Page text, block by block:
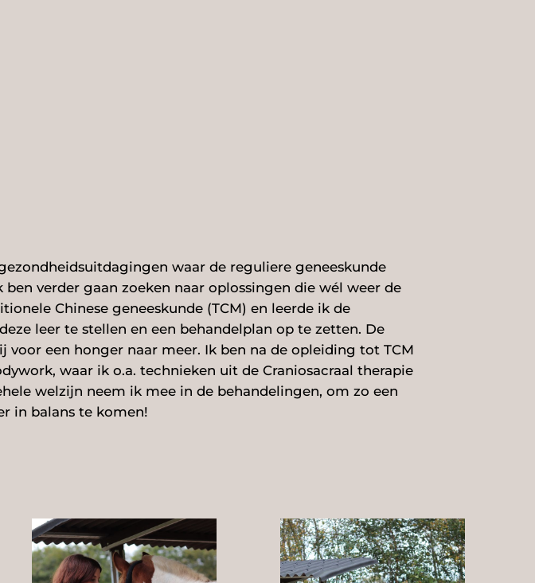
waar de reguliere geneeskunde
verder gaan zoeken naar oplossingen die wél weer de
Chinese geneeskunde (TCM) en leerde ik de
leer te stellen en een behandelplan op te zetten. De
een honger naar meer. Ik ben na de opleiding tot TCM
waar ik o.a. technieken uit de Craniosacraal therapie
welzijn neem ik mee in de behandelingen, om zo een
in balans te komen!